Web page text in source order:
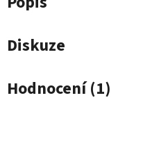
Diskuze
Hodnocení (1)